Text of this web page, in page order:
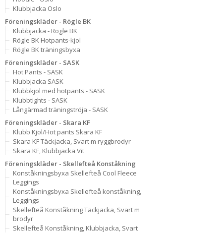
Klubbjacka Oslo
Föreningskläder - Rögle BK
Klubbjacka - Rögle BK
Rögle BK Hotpants-kjol
Rögle BK träningsbyxa
Föreningskläder - SASK
Hot Pants - SASK
Klubbjacka SASK
Klubbkjol med hotpants - SASK
Klubbtights - SASK
Långärmad träningströja - SASK
Föreningskläder - Skara KF
Klubb Kjol/Hot pants Skara KF
Skara KF Täckjacka, Svart m ryggbrodyr
Skara KF, Klubbjacka Vit
Föreningskläder - Skellefteå Konståkning
Konståkningsbyxa Skellefteå Cool Fleece
Leggings
Konståkningsbyxa Skellefteå konståkning,
Leggings
Skellefteå Konståkning Täckjacka, Svart m
brodyr
Skellefteå Konståkning, Klubbjacka, Svart